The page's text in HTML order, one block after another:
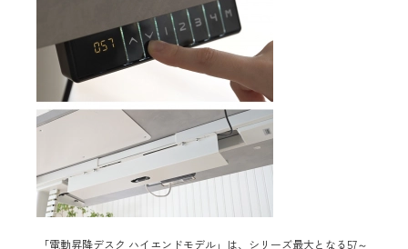
「電動昇降デスク ハイエンドモデル」は、シリーズ最大となる57～